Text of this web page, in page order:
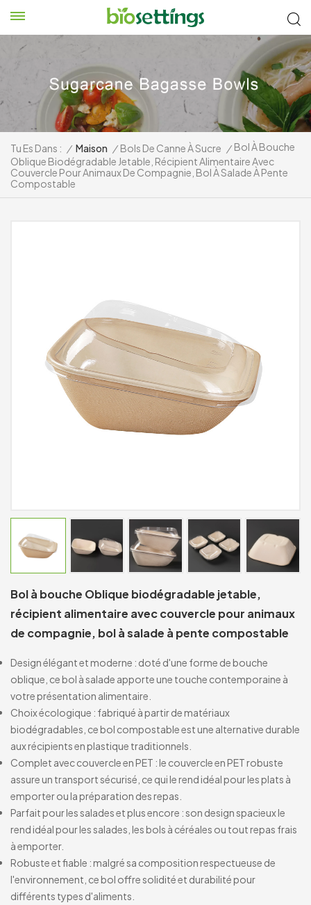
Tu Es Dans : / Maison / Bols De Canne À Sucre / Bol À Bouche
Oblique Biodégradable Jetable, Récipient Alimentaire Avec
Couvercle Pour Animaux De Compagnie, Bol À Salade À Pente
Compostable
Bol à bouche Oblique biodégradable jetable,
récipient alimentaire avec couvercle pour animaux
de compagnie, bol à salade à pente compostable
Design élégant et moderne : doté d'une forme de bouche
oblique, ce bol à salade apporte une touche contemporaine à
votre présentation alimentaire.
Choix écologique : fabriqué à partir de matériaux
biodégradables, ce bol compostable est une alternative durable
aux récipients en plastique traditionnels.
Complet avec couvercle en PET : le couvercle en PET robuste
assure un transport sécurisé, ce qui le rend idéal pour les plats à
emporter ou la préparation des repas.
Parfait pour les salades et plus encore : son design spacieux le
rend idéal pour les salades, les bols à céréales ou tout repas frais
à emporter.
Robuste et fiable : malgré sa composition respectueuse de
l'environnement, ce bol offre solidité et durabilité pour
différents types d'aliments.